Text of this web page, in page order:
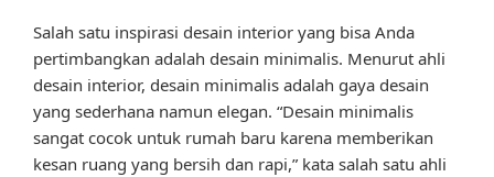
Salah satu inspirasi desain interior yang bisa Anda
pertimbangkan adalah desain minimalis. Menurut ahli
desain interior, desain minimalis adalah gaya desain
yang sederhana namun elegan. “Desain minimalis
sangat cocok untuk rumah baru karena memberikan
kesan ruang yang bersih dan rapi,” kata salah satu ahli